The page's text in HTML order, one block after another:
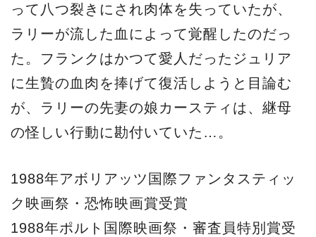
って八つ裂きにされ肉体を失っていたが、
ラリーが流した血によって覚醒したのだっ
た。フランクはかつて愛人だったジュリア
に生贄の血肉を捧げて復活しようと目論む
が、ラリーの先妻の娘カースティは、継母
の怪しい行動に勘付いていた…。
1988年アボリアッツ国際ファンタスティッ
ク映画祭・恐怖映画賞受賞
1988年ポルト国際映画祭・審査員特別賞受